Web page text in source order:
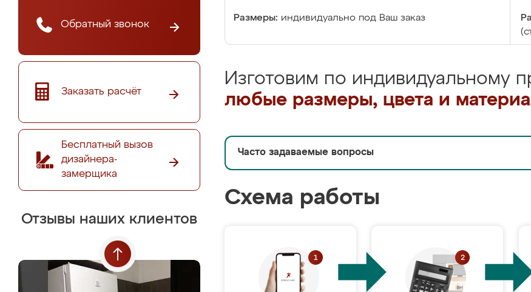
Обратный звонок
Заказать расчёт
Бесплатный вызов
дизайнера-
замерщика
Отзывы наших клиентов
Размеры: индивидуально под Ваш заказ
Изготовим по индивидуальному
любые размеры, цвета и
Часто задаваемые вопросы
Схема работы